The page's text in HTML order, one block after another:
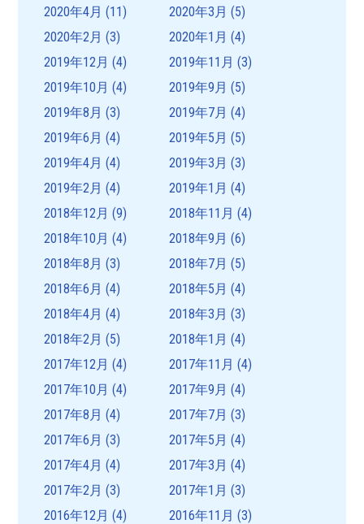
2020年4月 (11) 2020年3月 (5)
2020年2月 (3) 2020年1月 (4)
2019年12月 (4) 2019年11月 (3)
2019年10月 (4) 2019年9月 (5)
2019年8月 (3) 2019年7月 (4)
2019年6月 (4) 2019年5月 (5)
2019年4月 (4) 2019年3月 (3)
2019年2月 (4) 2019年1月 (4)
2018年12月 (9) 2018年11月 (4)
2018年10月 (4) 2018年9月 (6)
2018年8月 (3) 2018年7月 (5)
2018年6月 (4) 2018年5月 (4)
2018年4月 (4) 2018年3月 (3)
2018年2月 (5) 2018年1月 (4)
2017年12月 (4) 2017年11月 (4)
2017年10月 (4) 2017年9月 (4)
2017年8月 (4) 2017年7月 (3)
2017年6月 (3) 2017年5月 (4)
2017年4月 (4) 2017年3月 (4)
2017年2月 (3) 2017年1月 (3)
2016年12月 (4) 2016年11月 (3)